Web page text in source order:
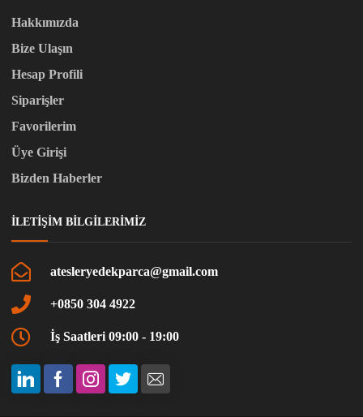
Hakkımızda
Bize Ulaşın
Hesap Profili
Siparişler
Favorilerim
Üye Girişi
Bizden Haberler
İLETIŞIM BILGILERIMIZ
atesleryedekparca@gmail.com
+0850 304 4922
İş Saatleri 09:00 - 19:00